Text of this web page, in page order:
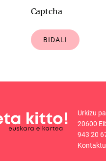
Captcha
BIDALI
Urkizu
20600
943 20